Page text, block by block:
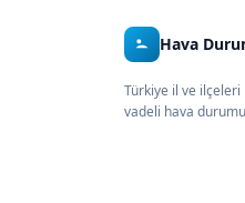
Hava
Türkiye il ve
vadeli hava